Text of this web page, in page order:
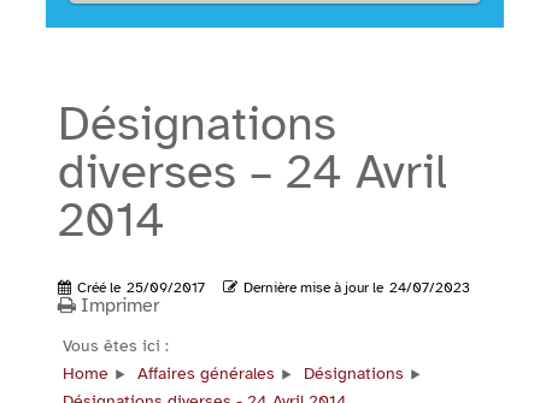
Désignations
diverses – 24 Avril
2014
Créé le 25/09/2017 Dernière mise à jour le 24/07/2023
Imprimer
Vous êtes ici :
Home
Affaires générales
Désignations